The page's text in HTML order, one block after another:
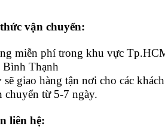
vận chuyển:
miễn phí trong khu vực
Bình Thạnh
giao hàng tận nơi cho các
chuyển từ 5-7 ngày.
liên hệ: